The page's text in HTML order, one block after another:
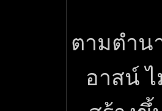
ตามตำน
อาสน์